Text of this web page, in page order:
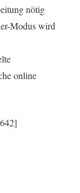
nötig
Modus wird
online